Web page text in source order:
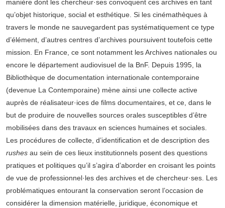
manière dont les chercheur·ses convoquent ces archives en tant
qu’objet historique, social et esthétique. Si les cinémathèques à
travers le monde ne sauvegardent pas systématiquement ce type
d’élément, d’autres centres d’archives poursuivent toutefois cette
mission. En France, ce sont notamment les Archives nationales ou
encore le département audiovisuel de la BnF. Depuis 1995, la
Bibliothèque de documentation internationale contemporaine
(devenue La Contemporaine) mène ainsi une collecte active
auprès de réalisateur·ices de films documentaires, et ce, dans le
but de produire de nouvelles sources orales susceptibles d’être
mobilisées dans des travaux en sciences humaines et sociales.
Les procédures de collecte, d’identification et de description des
rushes au sein de ces lieux institutionnels posent des questions
pratiques et politiques qu’il s’agira d’aborder en croisant les points
de vue de professionnel·les des archives et de chercheur·ses. Les
problématiques entourant la conservation seront l’occasion de
considérer la dimension matérielle, juridique, économique et